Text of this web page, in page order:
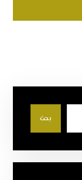
بحث